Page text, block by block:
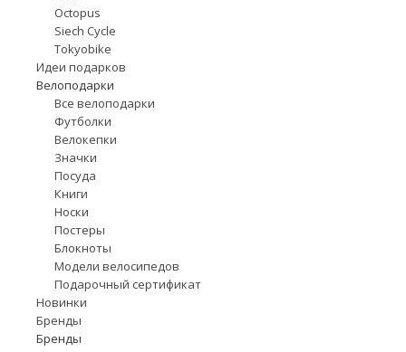
Octopus
Siech Cycle
Tokyobike
Идеи подарков
Велоподарки
Все велоподарки
Футболки
Велокепки
Значки
Посуда
Книги
Носки
Постеры
Блокноты
Модели велосипедов
Подарочный сертификат
Новинки
Бренды
Бренды